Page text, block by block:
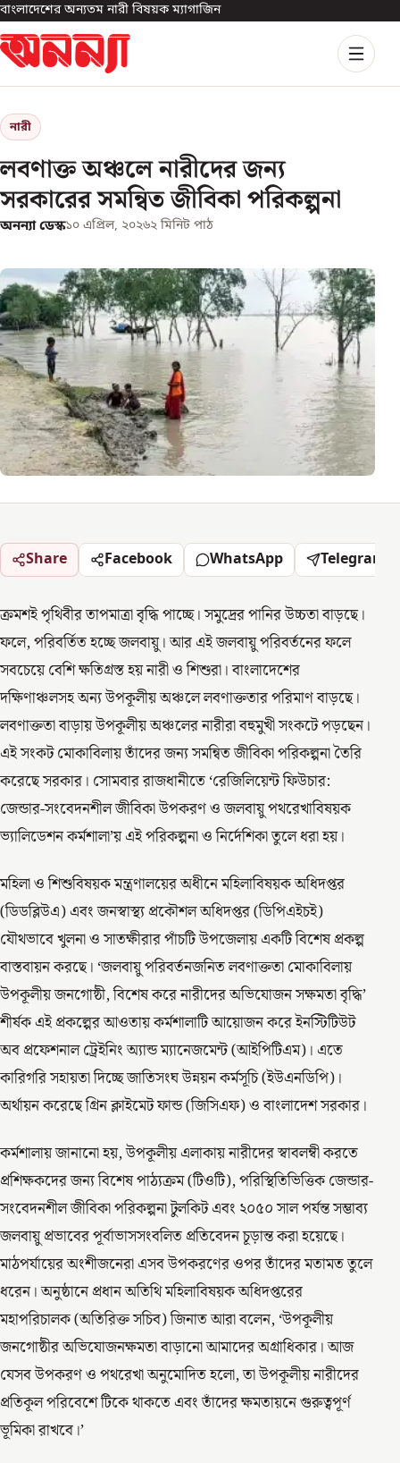
বাংলাদেশের অন্যতম নারী বিষয়ক ম্যাগাজিন
নারী
লবণাক্ত অঞ্চলে নারীদের জন্য
সরকারের সমন্বিত জীবিকা পরিকল্পনা
অনন্যা ডেস্ক১০ এপ্রিল, ২০২৬২ মিনিট পাঠ
Share Facebook WhatsApp Telegram
ক্রমশই পৃথিবীর তাপমাত্রা বৃদ্ধি পাচ্ছে। সমুদ্রের পানির উচ্চতা বাড়ছে।
ফলে, পরিবর্তিত হচ্ছে জলবায়ু। আর এই জলবায়ু পরিবর্তনের ফলে
সবচেয়ে বেশি ক্ষতিগ্রস্ত হয় নারী ও শিশুরা। বাংলাদেশের
দক্ষিণাঞ্চলসহ অন্য উপকূলীয় অঞ্চলে লবণাক্ততার পরিমাণ বাড়ছে।
লবণাক্ততা বাড়ায় উপকূলীয় অঞ্চলের নারীরা বহুমুখী সংকটে পড়ছেন।
এই সংকট মোকাবিলায় তাঁদের জন্য সমন্বিত জীবিকা পরিকল্পনা তৈরি
করেছে সরকার। সোমবার রাজধানীতে ‘রেজিলিয়েন্ট ফিউচার:
জেন্ডার-সংবেদনশীল জীবিকা উপকরণ ও জলবায়ু পথরেখাবিষয়ক
ভ্যালিডেশন কর্মশালা’য় এই পরিকল্পনা ও নির্দেশিকা তুলে ধরা হয়।
মহিলা ও শিশুবিষয়ক মন্ত্রণালয়ের অধীনে মহিলাবিষয়ক অধিদপ্তর
(ডিডব্লিউএ) এবং জনস্বাস্থ্য প্রকৌশল অধিদপ্তর (ডিপিএইচই)
যৌথভাবে খুলনা ও সাতক্ষীরার পাঁচটি উপজেলায় একটি বিশেষ প্রকল্প
বাস্তবায়ন করছে। ‘জলবায়ু পরিবর্তনজনিত লবণাক্ততা মোকাবিলায়
উপকূলীয় জনগোষ্ঠী, বিশেষ করে নারীদের অভিযোজন সক্ষমতা বৃদ্ধি’
শীর্ষক এই প্রকল্পের আওতায় কর্মশালাটি আয়োজন করে ইনস্টিটিউট
অব প্রফেশনাল ট্রেইনিং অ্যান্ড ম্যানেজমেন্ট (আইপিটিএম)। এতে
কারিগরি সহায়তা দিচ্ছে জাতিসংঘ উন্নয়ন কর্মসূচি (ইউএনডিপি)।
অর্থায়ন করেছে গ্রিন ক্লাইমেট ফান্ড (জিসিএফ) ও বাংলাদেশ সরকার।
কর্মশালায় জানানো হয়, উপকূলীয় এলাকায় নারীদের স্বাবলম্বী করতে
প্রশিক্ষকদের জন্য বিশেষ পাঠ্যক্রম (টিওটি), পরিস্থিতিভিত্তিক জেন্ডার-
সংবেদনশীল জীবিকা পরিকল্পনা টুলকিট এবং ২০৫০ সাল পর্যন্ত সম্ভাব্য
জলবায়ু প্রভাবের পূর্বাভাসসংবলিত প্রতিবেদন চূড়ান্ত করা হয়েছে।
মাঠপর্যায়ের অংশীজনেরা এসব উপকরণের ওপর তাঁদের মতামত তুলে
ধরেন। অনুষ্ঠানে প্রধান অতিথি মহিলাবিষয়ক অধিদপ্তরের
মহাপরিচালক (অতিরিক্ত সচিব) জিনাত আরা বলেন, ‘উপকূলীয়
জনগোষ্ঠীর অভিযোজনক্ষমতা বাড়ানো আমাদের অগ্রাধিকার। আজ
যেসব উপকরণ ও পথরেখা অনুমোদিত হলো, তা উপকূলীয় নারীদের
প্রতিকূল পরিবেশে টিকে থাকতে এবং তাঁদের ক্ষমতায়নে গুরুত্বপূর্ণ
ভূমিকা রাখবে।’